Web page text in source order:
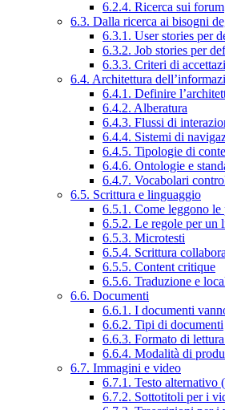
6.2.4. Ricerca sui forum
6.3. Dalla ricerca ai bisogni
6.3.1. User stories per
6.3.2. Job stories per
6.3.3. Criteri di
6.4. Architettura
6.4.1. Definire
6.4.2. Alberatura
6.4.3. Flussi di
6.4.4. Sistemi di
6.4.5. Tipologie di
6.4.6. Ontologie e
6.4.7. Vocabolari
6.5. Scrittura e linguaggio
6.5.1. Come leggono le
6.5.2. Le regole per un
6.5.3. Microtesti
6.5.4. Scrittura
6.5.5. Content critique
6.5.6. Traduzione e
6.6. Documenti
6.6.1. I documenti
6.6.2. Tipi di documenti
6.6.3. Formato di
6.6.4. Modalità di
6.7. Immagini e video
6.7.1. Testo alternativo
6.7.2. Sottotitoli per i